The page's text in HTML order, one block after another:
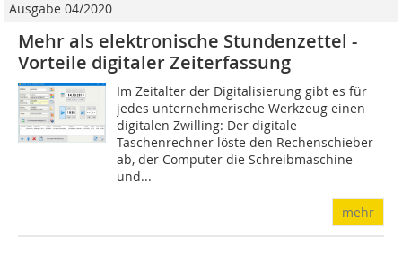
Ausgabe 04/2020
Mehr als elektronische Stundenzettel -
Vorteile digitaler Zeiterfassung
Im Zeitalter der Digitalisierung gibt es für
jedes unternehmerische Werkzeug einen
digitalen Zwilling: Der digitale
Taschenrechner löste den Rechenschieber
ab, der Computer die Schreibmaschine
und...
mehr